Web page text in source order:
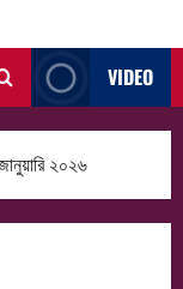
VIDEO
২০২৬